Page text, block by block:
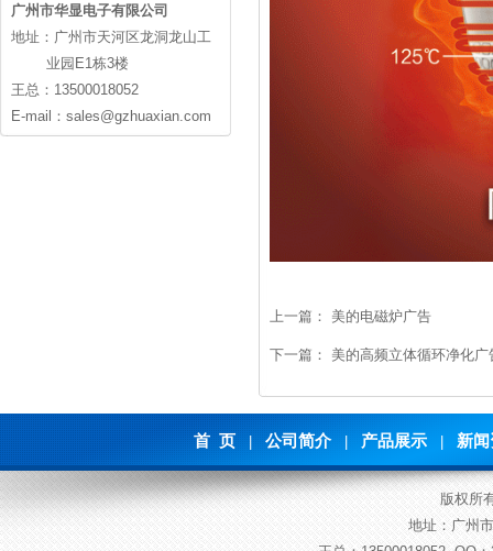
广州市华显电子有限公司
地址：广州市天河区龙洞龙山工
业园E1栋3楼
王总：13500018052
E-mail：sales@gzhuaxian.com
上一篇： 美的电磁炉广告
下一篇： 美的高频立体循环净化广
首 页 |公司简介| 产品展示 |新
版权所
地址：广州